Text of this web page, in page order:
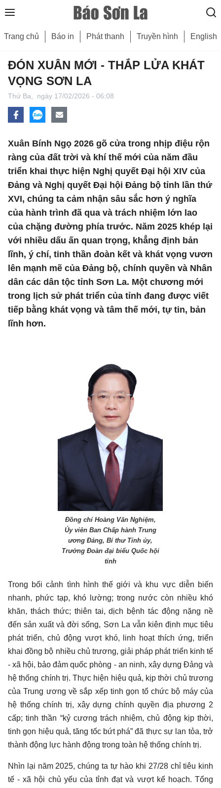
Trang chủ Báo in Phát thanh Truyền hình English
ĐÓN XUÂN MỚI - THẮP LỬA KHÁT
VỌNG SƠN LA
Thứ Ba, ngày 17/02/2026 - 06:08
Xuân Bính Ngọ 2026 gõ cửa trong nhịp điệu rộn
ràng của đất trời và khí thế mới của năm đầu
triển khai thực hiện Nghị quyết Đại hội XIV của
Đảng và Nghị quyết Đại hội Đảng bộ tỉnh lần thứ
XVI, chúng ta cảm nhận sâu sắc hơn ý nghĩa
của hành trình đã qua và trách nhiệm lớn lao
của chặng đường phía trước. Năm 2025 khép lại
với nhiều dấu ấn quan trọng, khẳng định bản
lĩnh, ý chí, tinh thần đoàn kết và khát vọng vươn
lên mạnh mẽ của Đảng bộ, chính quyền và Nhân
dân các dân tộc tỉnh Sơn La. Một chương mới
trong lịch sử phát triển của tỉnh đang được viết
tiếp bằng khát vọng và tâm thế mới, tự tin, bản
lĩnh hơn.
Đồng chí Hoàng Văn Nghiệm,
Ủy viên Ban Chấp hành Trung
ương Đảng, Bí thư Tỉnh ủy,
Trưởng Đoàn đại biểu Quốc hội
tỉnh
Trong bối cảnh tình hình thế giới và khu vực diễn biến
nhanh, phức tạp, khó lường; trong nước còn nhiều khó
khăn, thách thức; thiên tai, dịch bệnh tác động nặng nề
đến sản xuất và đời sống, Sơn La vẫn kiên định mục tiêu
phát triển, chủ động vượt khó, linh hoạt thích ứng, triển
khai đồng bộ nhiều chủ trương, giải pháp phát triển kinh tế
- xã hội, bảo đảm quốc phòng - an ninh, xây dựng Đảng và
hệ thống chính trị. Thực hiện hiệu quả, kịp thời chủ trương
của Trung ương về sắp xếp tinh gọn tổ chức bộ máy của
hệ thống chính trị, xây dựng chính quyền địa phương 2
cấp; tinh thần “kỷ cương trách nhiệm, chủ động kịp thời,
tinh gọn hiệu quả, tăng tốc bứt phá” đã thực sự lan tỏa, trở
thành động lực hành động trong toàn hệ thống chính trị.
Nhìn lại năm 2025, chúng ta tự hào khi 27/28 chỉ tiêu kinh
tế - xã hội chủ yếu của tỉnh đạt và vượt kế hoạch. Tổng